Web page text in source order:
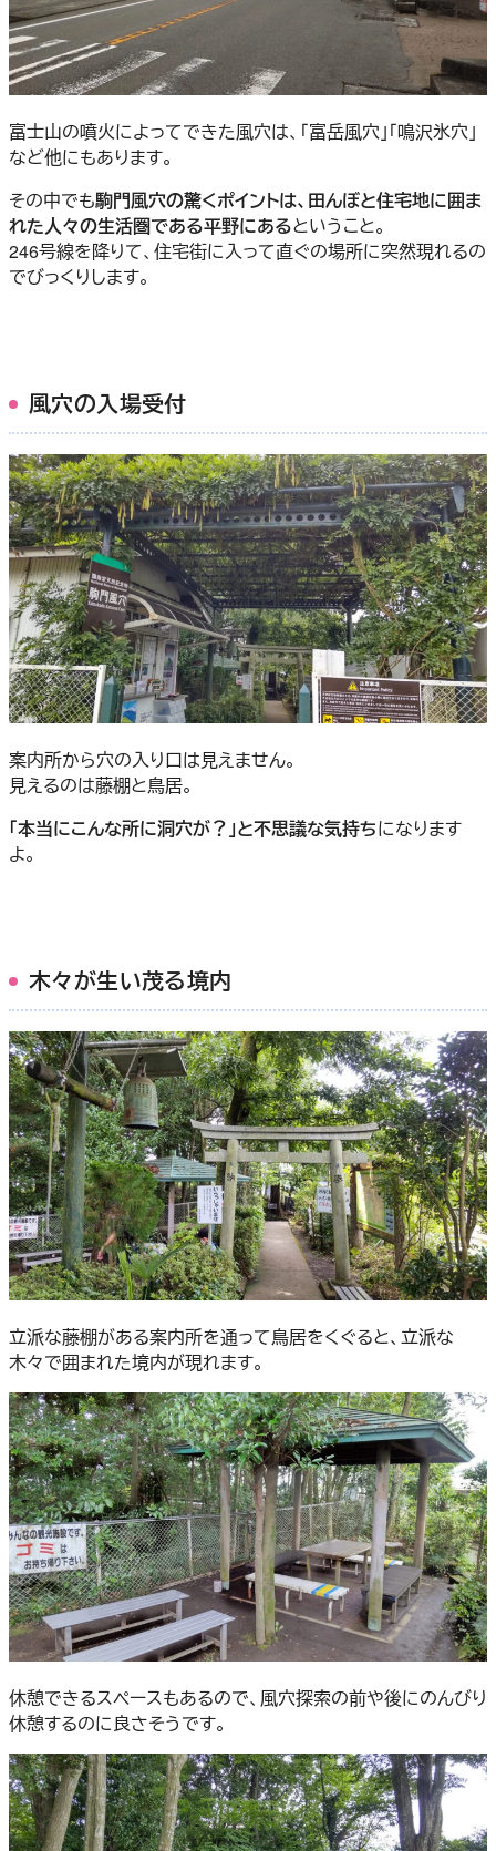
富士山の噴火によってできた風穴は、「富岳風穴」「鳴沢氷穴」
など他にもあります。
その中でも駒門風穴の驚くポイントは、田んぼと住宅地に囲ま
れた人々の生活圏である平野にあるということ。
246号線を降りて、住宅街に入って直ぐの場所に突然現れるの
でびっくりします。
風穴の入場受付
案内所から穴の入り口は見えません。
見えるのは藤棚と鳥居。
「本当にこんな所に洞穴が？」と不思議な気持ちになります
よ。
木々が生い茂る境内
立派な藤棚がある案内所を通って鳥居をくぐると、立派な
木々で囲まれた境内が現れます。
休憩できるスペースもあるので、風穴探索の前や後にのんびり
休憩するのに良さそうです。